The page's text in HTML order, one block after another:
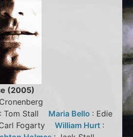
(2005)
: Tom Stall Maria Bello : Edie
FogartyWilliam Hurt :